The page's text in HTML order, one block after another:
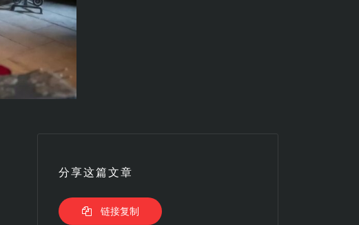
分享这篇文章
链接复制